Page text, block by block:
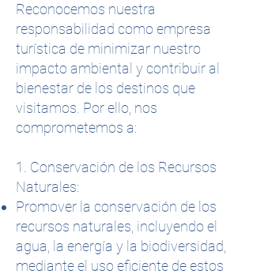
Reconocemos nuestra
responsabilidad como empresa
turística de minimizar nuestro
impacto ambiental y contribuir al
bienestar de los destinos que
visitamos. Por ello, nos
comprometemos a:
1. Conservación de los Recursos
Naturales:
Promover la conservación de los
recursos naturales, incluyendo el
agua, la energía y la biodiversidad,
mediante el uso eficiente de estos